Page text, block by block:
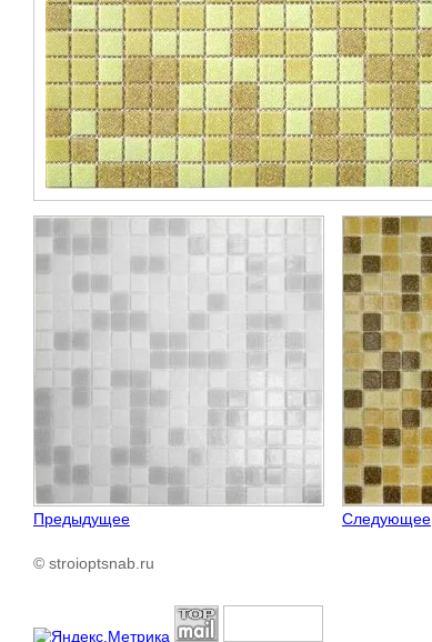
Предыдущее Следующее
© stroioptsnab.ru